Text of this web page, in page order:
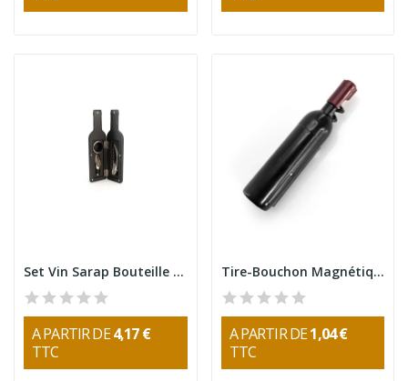
Set Vin Sarap Bouteille Noir
A PARTIR DE4,17 €
TTC
Tire-Bouchon Magnétique en Forme de Bouteille...
A PARTIR DE1,04 €
TTC